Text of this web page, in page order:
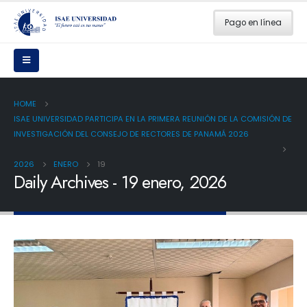
Pago en línea
HOME
ISAE UNIVERSIDAD PARTICIPA EN LA PRIMERA REUNIÓN DE LA COMISIÓN DE
INVESTIGACIÓN DEL CONSEJO DE RECTORES DE PANAMÁ 2026
2026 ENERO 19
Daily Archives - 19 enero, 2026